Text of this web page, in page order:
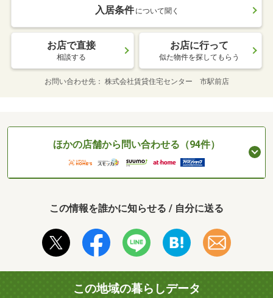
入居条件 について聞く
お店で直接
相談する
お店に行って
似た物件を探してもらう
お問い合わせ先 株式会社賃貸住宅センター 市駅前店
ほかの店舗から問い合わせる（94件）
この情報を誰かに知らせる / 自分に送る
この地域の暮らしデータ